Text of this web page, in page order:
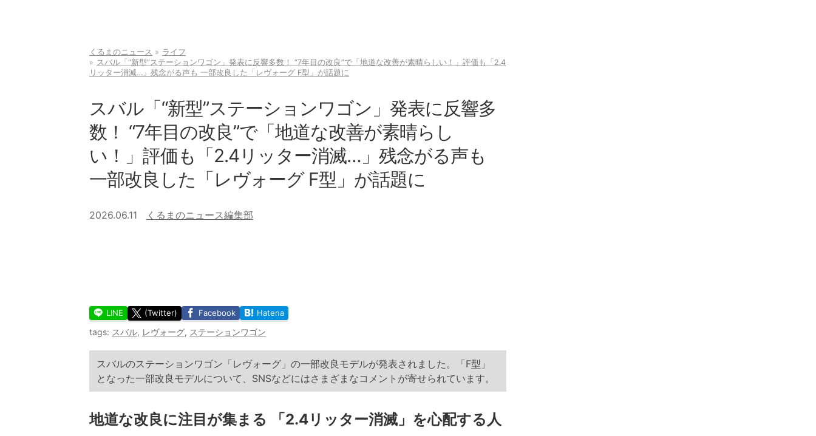
くるまのニュース
ライフ
スバル「“新型”ステーションワゴン」発表に反響多数！ “7年目の改良”で「地道な改善が素晴らしい！」評価も「2.4
リッター消滅…」残念がる声も 一部改良した「レヴォーグ F型」が話題に
スバル「“新型”ステーションワゴン」発表に反響多
数！ “7年目の改良”で「地道な改善が素晴らし
い！」評価も「2.4リッター消滅…」残念がる声も
一部改良した「レヴォーグ F型」が話題に
2026.06.11 くるまのニュース編集部
LINE (Twitter) Facebook Hatena
tags: スバル, レヴォーグ, ステーションワゴン
スバルのステーションワゴン「レヴォーグ」の一部改良モデルが発表されました。「F型」
となった一部改良モデルについて、SNSなどにはさまざまなコメントが寄せられています。
地道な改良に注目が集まる 「2.4リッター消滅」を心配する人